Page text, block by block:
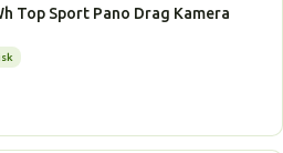
Top Sport Pano Drag Kamera